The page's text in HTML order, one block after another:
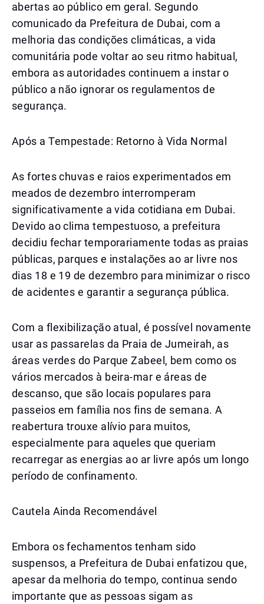
abertas ao público em geral. Segundo
comunicado da Prefeitura de Dubai, com a
melhoria das condições climáticas, a vida
comunitária pode voltar ao seu ritmo habitual,
embora as autoridades continuem a instar o
público a não ignorar os regulamentos de
segurança.
Após a Tempestade: Retorno à Vida Normal
As fortes chuvas e raios experimentados em
meados de dezembro interromperam
significativamente a vida cotidiana em Dubai.
Devido ao clima tempestuoso, a prefeitura
decidiu fechar temporariamente todas as praias
públicas, parques e instalações ao ar livre nos
dias 18 e 19 de dezembro para minimizar o risco
de acidentes e garantir a segurança pública.
Com a flexibilização atual, é possível novamente
usar as passarelas da Praia de Jumeirah, as
áreas verdes do Parque Zabeel, bem como os
vários mercados à beira-mar e áreas de
descanso, que são locais populares para
passeios em família nos fins de semana. A
reabertura trouxe alívio para muitos,
especialmente para aqueles que queriam
recarregar as energias ao ar livre após um longo
período de confinamento.
Cautela Ainda Recomendável
Embora os fechamentos tenham sido
suspensos, a Prefeitura de Dubai enfatizou que,
apesar da melhoria do tempo, continua sendo
importante que as pessoas sigam as